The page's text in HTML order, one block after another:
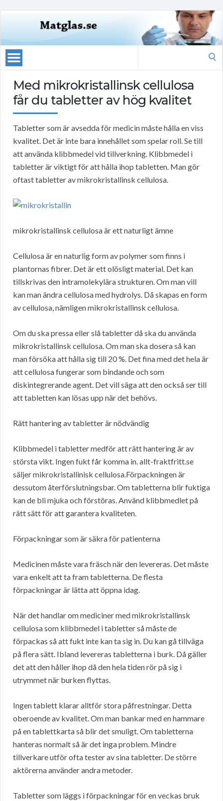
Med mikrokristallinsk cellulosa
får du tabletter av hög kvalitet
Tabletter som är avsedda för medicin måste hålla en viss
kvalitet. Det är inte bara innehållet som spelar roll. Se till
att använda klibbmedel vid tillverkning. Klibbmedel i
tabletter är viktigt för att hålla ihop tabletten. Man gör
oftast tabletter av mikrokristallinsk cellulosa.
mikrokristallinsk cellulosa är ett naturligt ämne
Cellulosa är en naturlig form av polymer som finns i
plantornas fibrer. Det är ett olösligt material. Det kan
tillskrivas den intramolekylära strukturen. Om man vill
kan man ändra cellulosa med hydrolys. Då skapas en form
av cellulosa, nämligen mikrokristallinsk cellulosa.
Om du ska pressa eller slå tabletter då ska du använda
mikrokristallinsk cellulosa. Om man ska dosera så kan
man försöka att hålla sig till 20 %. Det fina med det hela är
att cellulosa fungerar som bindande och som
diskintegrerande agent. Det vill säga att den också ser till
att tabletten kan lösas upp när det behövs.
Rätt hantering av tabletter är nödvändig
Klibbmedel i tabletter medför att rätt hantering är av
största vikt. Ingen fukt får komma in. allt-fraktfritt.se
säljer mikrokristallinisk cellulosa.Förpackningen är
dessutom återförslutningsbar. Om tabletterna blir fuktiga
kan de bli mjuka och förstöras. Använd klibbmedlet på
rätt sätt för att garantera kvaliteten.
Förpackningar som är säkra för patienterna
Medicinen måste vara fräsch när den levereras. Det måste
vara enkelt att ta fram tabletterna. De flesta
förpackningar är lätta att öppna idag.
När det handlar om mediciner med mikrokristallinsk
cellulosa som klibbmedel i tabletter så måste de
förpackas så att fukt inte kan ta sig in. Du kan gå tillväga
på flera sätt. Ibland levereras tabletterna i burk. Då gäller
det att den håller ihop då den hela tiden rör på sig i
utrymmet när burken flyttas.
Ingen tablett klarar alltför stora påfrestningar. Detta
oberoende av kvalitet. Om man bankar med en hammare
på en tablettkarta så blir det smuligt. Om tabletterna
hanteras normalt så är det inga problem. Mindre
tillverkare utför ofta tester av sina tabletter. De större
aktörerna använder andra metoder.
Tabletter som läggs i förpackningar för en veckas bruk